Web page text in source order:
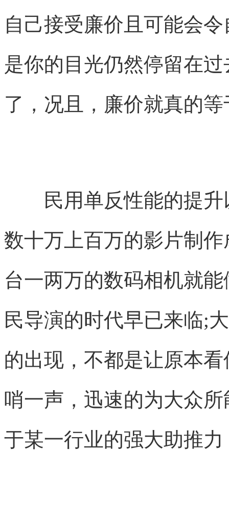
自己接受廉价且可能会
是你的目光仍然停留在
了，况且，廉价就真的等
民用单反性能的提升
数十万上百万的影片制
台一两万的数码相机就
民导演的时代早已来临;
的出现，不都是让原本
哨一声，迅速的为大众
于某一行业的强大助推